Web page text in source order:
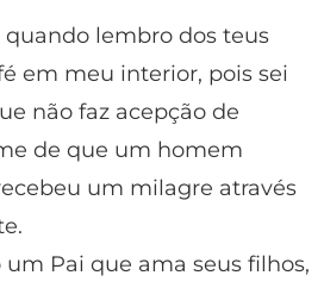
quando lembro dos teus
em meu interior, pois sei
não faz acepção de
de que um homem
um milagre através
Pai que ama seus filhos,